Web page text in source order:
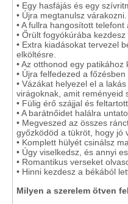
• Egy hasfájás és egy
• Újra megtanulsz várakozni.
• A fullra hangosított telefont
• Őrült fogyókúrába
• Extra kiadásokat tervezel
elköltésre.
• Az otthonod egy patikához
• Újra felfedezed a
• Vázákat helyezel el a
virágoknak, amit reményeid
• Fülig érő szájjal és
• A barátnőidet halálra
• Megveszed az összes
győzködöd a tükröt, hogy jó
• Komplett hülyét csinálsz
• Úgy viselkedsz, és annyi
• Romantikus verseket
• Hinni kezdesz a békából
Milyen a szerelem ötven